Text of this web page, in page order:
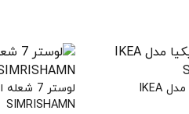
چراغ آویز ایکیا مدل IKEA
SIMRISHAMN